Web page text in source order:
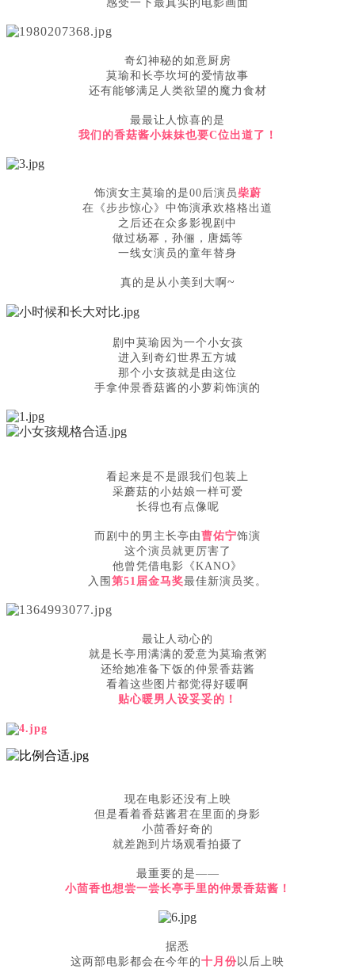
感受一下最真实的电影画面
奇幻神秘的如意厨房
莫瑜和长亭坎坷的爱情故事
还有能够满足人类欲望的魔力食材
最最让人惊喜的是
我们的香菇酱小妹妹也要C位出道了！
饰演女主莫瑜的是00后演员柴蔚
在《步步惊心》中饰演承欢格格出道
之后还在众多影视剧中
做过杨幂，孙俪，唐嫣等
一线女演员的童年替身
真的是从小美到大啊 ~
剧中莫瑜因为一个小女孩
进入到奇幻世界五方城
那个小女孩就是由这位
手拿仲景香菇酱的小萝莉饰演的
看起来是不是跟我们包装上
采蘑菇的小姑娘一样可爱
长得也有点像呢
而剧中的男主长亭由曹佑宁饰演
这个演员就更厉害了
他曾凭借电影《KANO》
入围 第51届金马奖最佳新演员奖。
最让人动心的
就是长亭用满满的爱意为莫瑜煮粥
还给她准备下饭的仲景香菇酱
看着这些图片都觉得好暖啊
贴心暖男人设妥妥的！
现在电影还没有上映
但是看着香菇酱君在里面的身影
小茴香好奇的
就差跑到片场观看拍摄了
最重要的是——
小茴香也想尝一尝长亭手里的仲景香菇酱！
据悉
这两部电影都会在今年的十月份以后上映